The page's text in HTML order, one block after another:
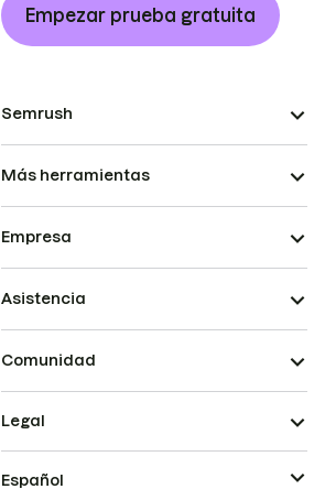
Empezar prueba gratuita
Semrush
Más herramientas
Empresa
Asistencia
Comunidad
Legal
Español